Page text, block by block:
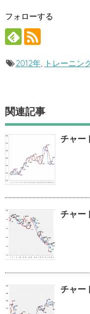
フォローする
2012年, トレーニン
関連記事
チャー
チャー
チャー